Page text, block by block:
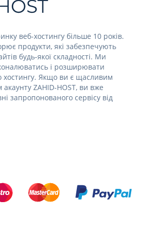
веб-хостингу більше 10 років.
продукти, які забезпечують
будь-якої складності. Ми
і розширювати
хостингу. Якщо ви є щасливим
ZAHID-HOST, ви вже
запропонованого сервісу від